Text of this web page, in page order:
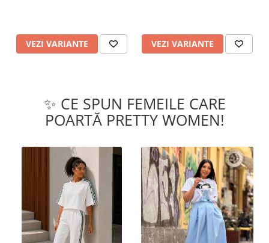
VEZI VARIANTE VEZI VARIANTE
✨ CE SPUN FEMEILE CARE
POARTĂ PRETTY WOMEN!